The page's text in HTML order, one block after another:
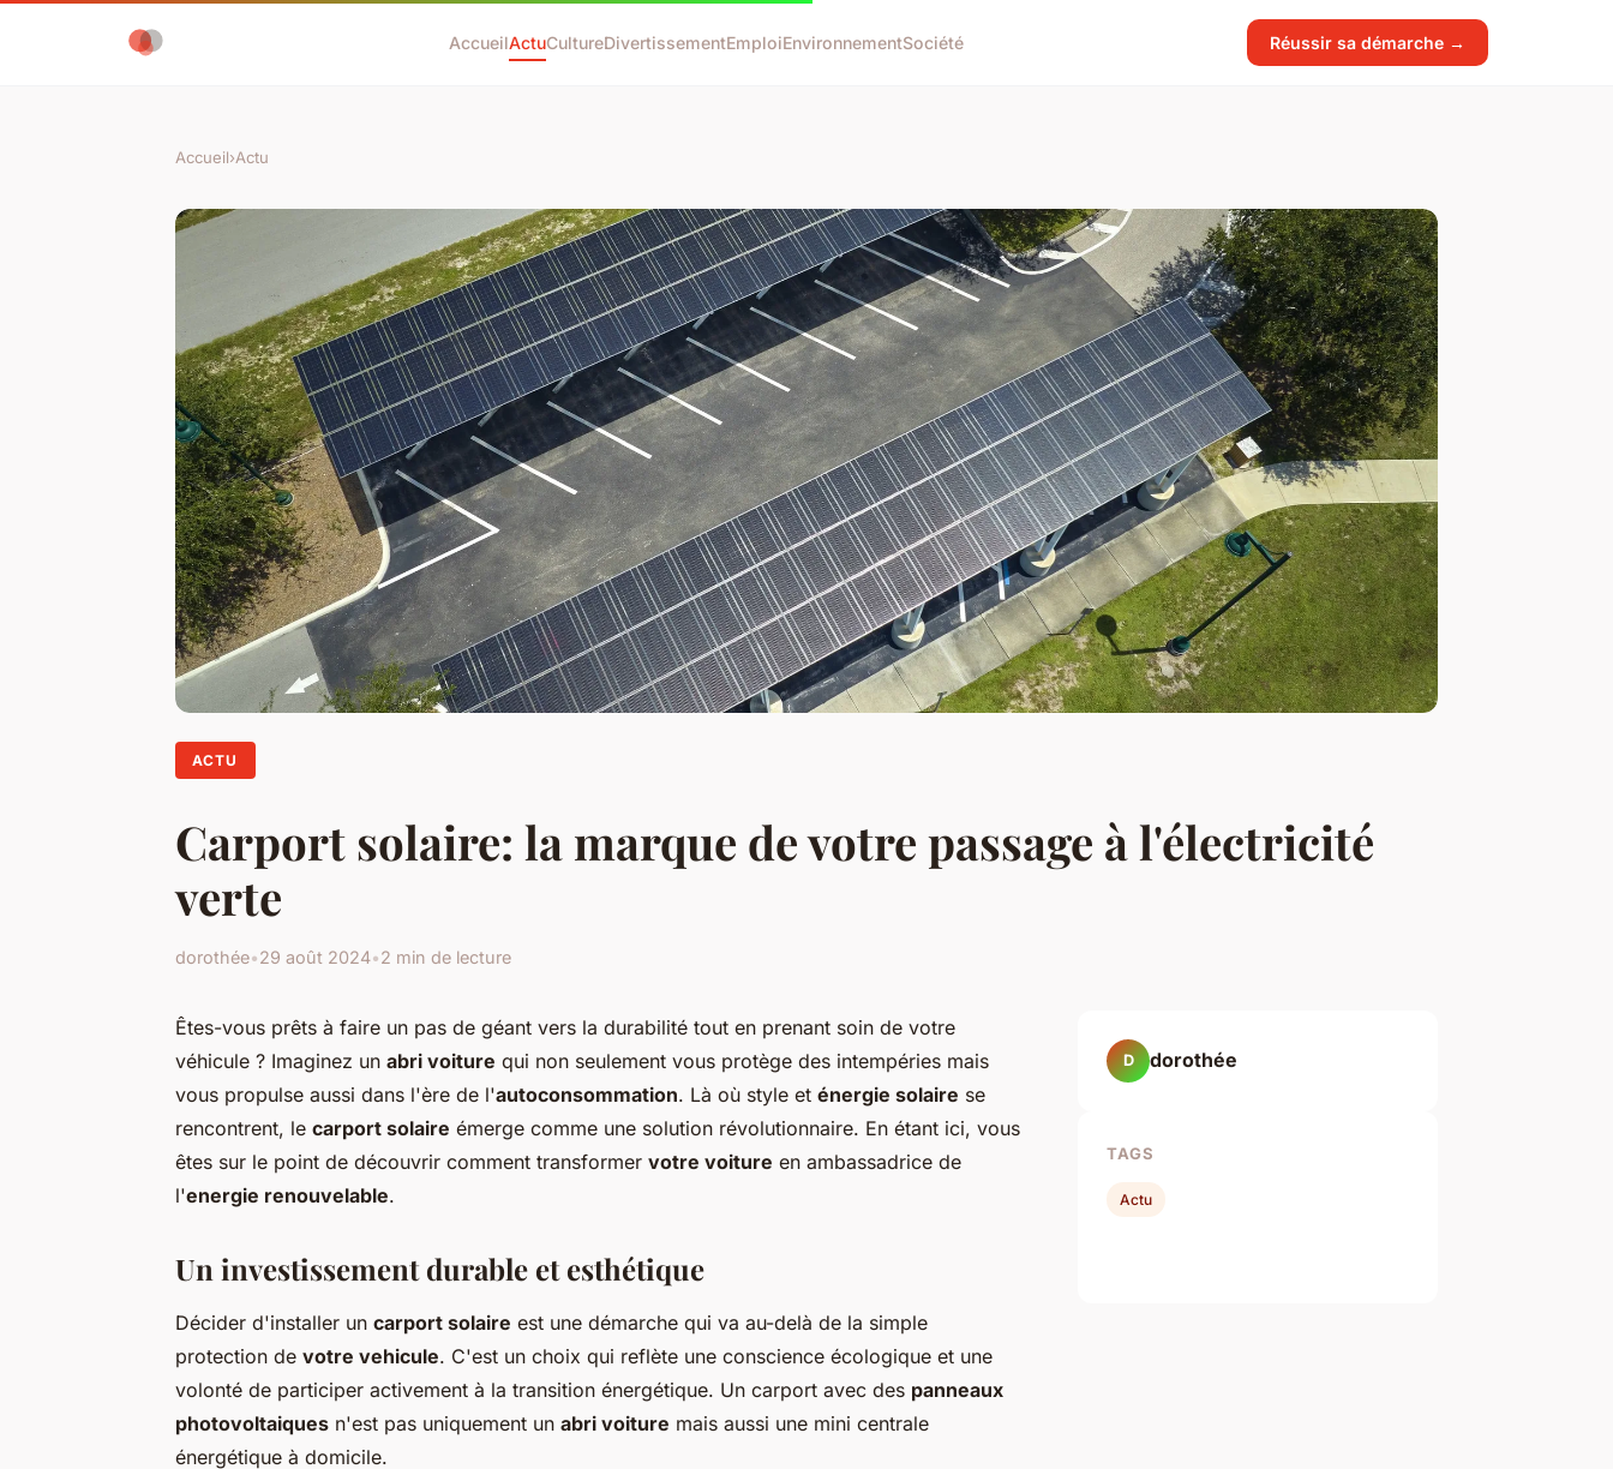
AccueilActuCultureDivertissementEmploiEnvironnementSociété Réussir sa démarche →
Accueil›Actu
ACTU
Carport solaire: la marque de votre passage à l'électricité
verte
dorothée•29 août 2024•2 min de lecture
Êtes-vous prêts à faire un pas de géant vers la durabilité tout en prenant soin de votre
véhicule ? Imaginez un abri voiture qui non seulement vous protège des intempéries mais
vous propulse aussi dans l'ère de l'autoconsommation. Là où style et énergie solaire se
rencontrent, le carport solaire émerge comme une solution révolutionnaire. En étant ici, vous
êtes sur le point de découvrir comment transformer votre voiture en ambassadrice de
l'energie renouvelable.
Un investissement durable et esthétique
Décider d'installer un carport solaire est une démarche qui va au-delà de la simple
protection de votre vehicule. C'est un choix qui reflète une conscience écologique et une
volonté de participer activement à la transition énergétique. Un carport avec des panneaux
photovoltaiques n'est pas uniquement un abri voiture mais aussi une mini centrale
énergétique à domicile.
D dorothée
TAGS
Actu